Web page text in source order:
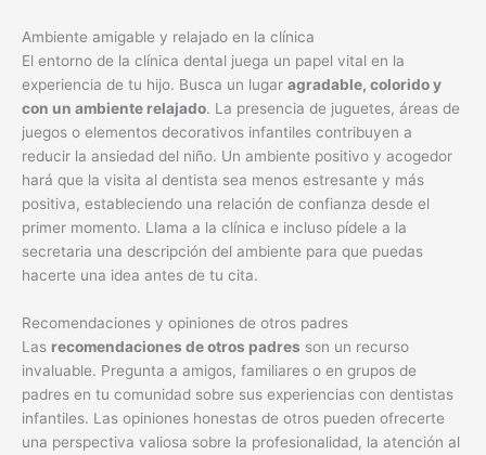
Ambiente amigable y relajado en la clínica
El entorno de la clínica dental juega un papel vital en la
experiencia de tu hijo. Busca un lugar agradable, colorido y
con un ambiente relajado. La presencia de juguetes, áreas de
juegos o elementos decorativos infantiles contribuyen a
reducir la ansiedad del niño. Un ambiente positivo y acogedor
hará que la visita al dentista sea menos estresante y más
positiva, estableciendo una relación de confianza desde el
primer momento. Llama a la clínica e incluso pídele a la
secretaria una descripción del ambiente para que puedas
hacerte una idea antes de tu cita.
Recomendaciones y opiniones de otros padres
Las recomendaciones de otros padres son un recurso
invaluable. Pregunta a amigos, familiares o en grupos de
padres en tu comunidad sobre sus experiencias con dentistas
infantiles. Las opiniones honestas de otros pueden ofrecerte
una perspectiva valiosa sobre la profesionalidad, la atención al